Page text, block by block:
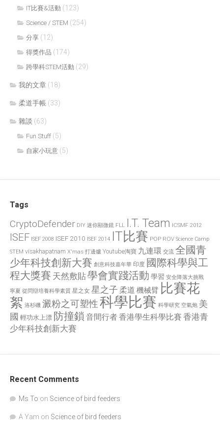
IT比賽&活動 (123)
Science / STEM (254)
分享 (12)
得獎作品 (174)
跨學科STEM活動 (29)
我的文章 (18)
柔道手帳 (33)
雜談 (63)
Fun Stuff (5)
自家小玩意 (5)
Tags
CryptoDefender DIY 迷你顯微鏡 FLL I.T. Team ICSMF 2012
ISEF ISEF 2008 ISEF 2010 ISEF 2014 IT比賽 POP ROV Science Camp
STEM visakhapatnam X'mas 打邊爐 Youtube淘寶 九連環 交流 全國青
少年科技創新大賽 創意科技嘉年華 印度 國際科學與工
程大獎賽 天然敷貼學會實踐活動 學習 安全降落大挑戰
寧夏 從問辯培養科學素質 星之女 星之子 柔道 機械臂 比賽花
絮 洛杉磯 澱粉之可塑性科學比賽 科學研究 空氣炮 美
國 輕功水上漂 防撞鎖 音間行者香港學生科學比賽 香港青
少年科技創新大賽
Recent Comments
Ms To on Science of bird feeders
A Yam on Science of bird feeders